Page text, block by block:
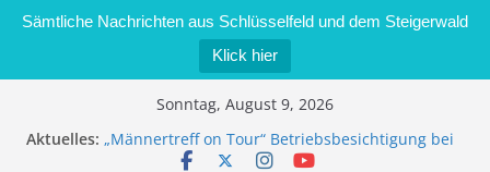
Sämtliche Nachrichten aus Schlüsselfeld und dem Steigerwald
Klick hier
Sonntag, August 9, 2026
Aktuelles: „Männertreff on Tour“ Betriebsbesichtigung bei
der Schreinerei Zimmermann GmbH